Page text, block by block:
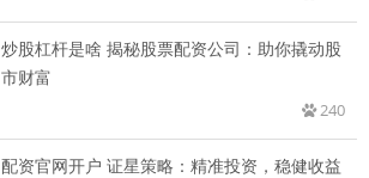
炒股杠杆是啥 揭秘股票配资公司：助你撬动股
市财富
240
配资官网开户 证星策略：精准投资，稳健收益